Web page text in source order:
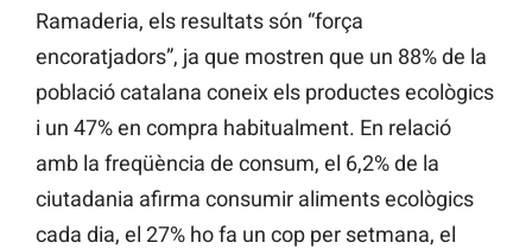
Ramaderia, els resultats són “força
encoratjadors”, ja que mostren que un 88% de la
població catalana coneix els productes ecològics
i un 47% en compra habitualment. En relació
amb la freqüència de consum, el 6,2% de la
ciutadania afirma consumir aliments ecològics
cada dia, el 27% ho fa un cop per setmana, el